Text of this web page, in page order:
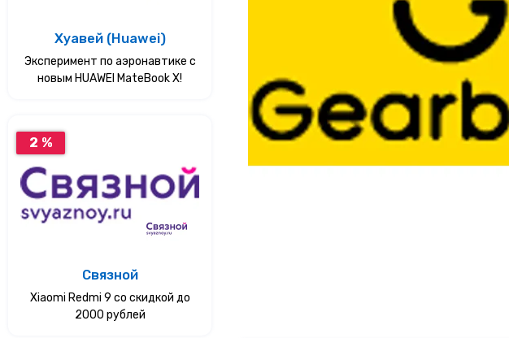
Красота и здоровье
Хуавей (Huawei)
Эксперимент по аэронавтике с
новым HUAWEI MateBook X!
2 %
Связной
Xiaomi Redmi 9 со скидкой до
2000 рублей